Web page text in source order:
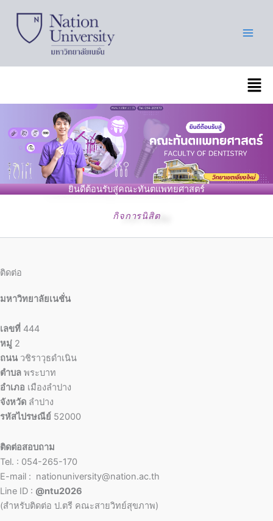
content
เมนู
ยินดีต้อนรับสู่คณะทันตแพทยศาสตร์
กิจการนิสิต
ติดต่อ
มหาวิทยาลัยเนชั่น
เลขที่ 444
หมู่ 2
ถนน วชิราวุธดำเนิน
ตำบล พระบาท
อำเภอ เมืองลำปาง
จังหวัด ลำปาง
รหัสไปรษณีย์ 52000
ติดต่อสอบถาม
Tel. : 054-265-170
E-mail : nationuniversity@nation.ac.th
Line ID : @ntu2026
(สำหรับติดต่อ ป.ตรี คณะสายวิทย์สุขภาพ)